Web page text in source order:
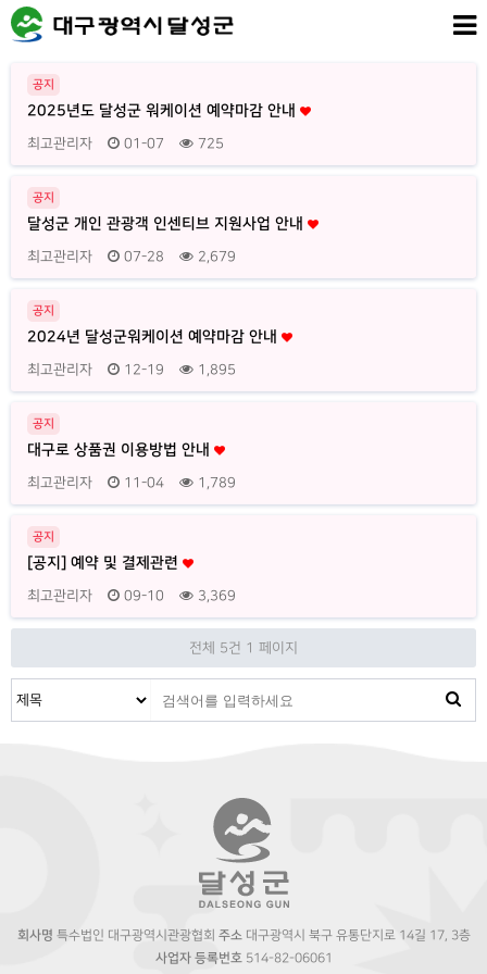
공지
2025년도 달성군 워케이션 예약마감 안내
최고관리자 01-07 725
공지
달성군 개인 관광객 인센티브 지원사업 안내
최고관리자 07-28 2,679
공지
2024년 달성군워케이션 예약마감 안내
최고관리자 12-19 1,895
공지
대구로 상품권 이용방법 안내
최고관리자 11-04 1,789
공지
[공지] 예약 및 결제관련
최고관리자 09-10 3,369
전체 5건 1 페이지
회사명 특수법인 대구광역시관광협회 주소대구광역시 북구 유통단지로 14길 17, 3층
사업자 등록번호514-82-06061